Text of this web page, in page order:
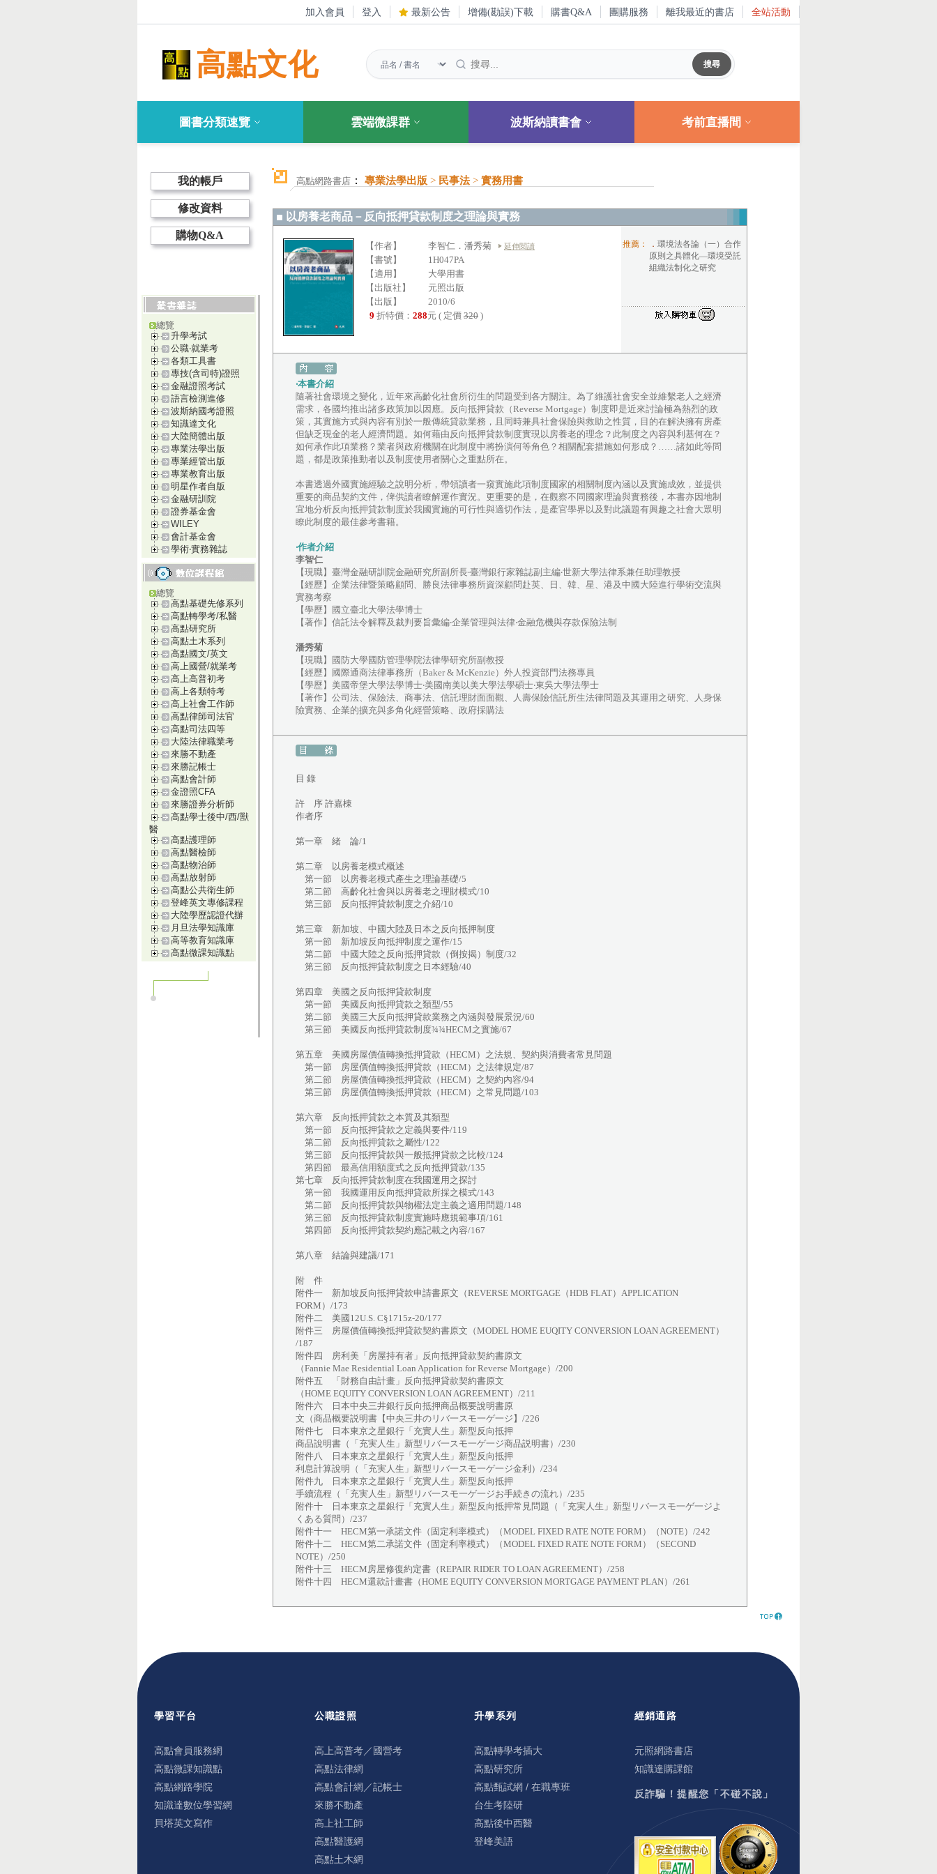
加入會員 登入 最新公告 增備(勘誤)下載 購書Q&A 團購服務 離我最近的書店 全站活動
高點文化
圖書分類速覽 雲端微課群 波斯納讀書會 考前直播間
我的帳戶
修改資料
購物Q&A
總覽
升學考試
公職‧就業考
各類工具書
專技(含司特)證照
金融證照考試
語言檢測進修
波斯納國考證照
知識達文化
大陸簡體出版
專業法學出版
專業經管出版
專業教育出版
明星作者自版
金融研訓院
證券基金會
WILEY
會計基金會
學術‧實務雜誌
總覽
高點基礎先修系列
高點轉學考/私醫
高點研究所
高點土木系列
高點國文/英文
高上國營/就業考
高上高普初考
高上各類特考
高上社會工作師
高點律師司法官
高點司法四等
大陸法律職業考
來勝不動產
來勝記帳士
高點會計師
金證照CFA
來勝證券分析師
高點學士後中/西/獸
醫
高點護理師
高點醫檢師
高點物治師
高點放射師
高點公共衛生師
登峰英文專修課程
大陸學歷認證代辦
月旦法學知識庫
高等教育知識庫
高點微課知識點
高點網路書店 ： 專業法學出版 > 民事法 > 實務用書
以房養老商品－反向抵押貸款制度之理論與實務
【作者】 李智仁．潘秀菊 延伸閱讀
【書號】
1H047PA
【適用】
大學用書
【出版社】
元照出版
【出版】
2010/6
9 折特價： 288元 ( 定價 320 )
推薦： ． 環境法各論（一）合作
原則之具體化—環境受託
組織法制化之研究
‧本書介紹
隨著社會環境之變化，近年來高齡化社會所衍生的問題受到各方關注。為了維護社會安全並維繫老人之經濟
需求，各國均推出諸多政策加以因應。反向抵押貸款（Reverse Mortgage）制度即是近來討論極為熱烈的政
策，其實施方式與內容有別於一般傳統貸款業務，且同時兼具社會保險與救助之性質，目的在解決擁有房產
但缺乏現金的老人經濟問題。如何藉由反向抵押貸款制度實現以房養老的理念？此制度之內容與利基何在？
如何承作此項業務？業者與政府機關在此制度中將扮演何等角色？相關配套措施如何形成？……諸如此等問
題，都是政策推動者以及制度使用者關心之重點所在。
本書透過外國實施經驗之說明分析，帶領讀者一窺實施此項制度國家的相關制度內涵以及實施成效，並提供
重要的商品契約文件，俾供讀者瞭解運作實況。更重要的是，在觀察不同國家理論與實務後，本書亦因地制
宜地分析反向抵押貸款制度於我國實施的可行性與適切作法，是產官學界以及對此議題有興趣之社會大眾明
瞭此制度的最佳參考書籍。
‧作者介紹
李智仁
【現職】臺灣金融研訓院金融研究所副所長‧臺灣銀行家雜誌副主編‧世新大學法律系兼任助理教授
【經歷】企業法律暨策略顧問、勝良法律事務所資深顧問赴英、日、韓、星、港及中國大陸進行學術交流與
實務考察
【學歷】國立臺北大學法學博士
【著作】信託法令解釋及裁判要旨彙編‧企業管理與法律‧金融危機與存款保險法制
潘秀菊
【現職】國防大學國防管理學院法律學研究所副教授
【經歷】國際通商法律事務所（Baker & McKenzie）外人投資部門法務專員
【學歷】美國帝堡大學法學博士‧美國南美以美大學法學碩士‧東吳大學法學士
【著作】公司法、保險法、商事法、信託理財面面觀、人壽保險信託所生法律問題及其運用之研究、人身保
險實務、企業的擴充與多角化經營策略、政府採購法
目 錄
許 序 許嘉棟
作者序
第一章 緒 論/1
第二章 以房養老模式概述
第一節 以房養老模式產生之理論基礎/5
第二節 高齡化社會與以房養老之理財模式/10
第三節 反向抵押貸款制度之介紹/10
第三章 新加坡、中國大陸及日本之反向抵押制度
第一節 新加坡反向抵押制度之運作/15
第二節 中國大陸之反向抵押貸款（倒按揭）制度/32
第三節 反向抵押貸款制度之日本經驗/40
第四章 美國之反向抵押貸款制度
第一節 美國反向抵押貸款之類型/55
第二節 美國三大反向抵押貸款業務之內涵與發展景況/60
第三節 美國反向抵押貸款制度¾¾HECM之實施/67
第五章 美國房屋價值轉換抵押貸款（HECM）之法規、契約與消費者常見問題
第一節 房屋價值轉換抵押貸款（HECM）之法律規定/87
第二節 房屋價值轉換抵押貸款（HECM）之契約內容/94
第三節 房屋價值轉換抵押貸款（HECM）之常見問題/103
第六章 反向抵押貸款之本質及其類型
第一節 反向抵押貸款之定義與要件/119
第二節 反向抵押貸款之屬性/122
第三節 反向抵押貸款與一般抵押貸款之比較/124
第四節 最高信用額度式之反向抵押貸款/135
第七章 反向抵押貸款制度在我國運用之探討
第一節 我國運用反向抵押貸款所採之模式/143
第二節 反向抵押貸款與物權法定主義之適用問題/148
第三節 反向抵押貸款制度實施時應規範事項/161
第四節 反向抵押貸款契約應記載之內容/167
第八章 結論與建議/171
附 件
附件一 新加坡反向抵押貸款申請書原文（REVERSE MORTGAGE（HDB FLAT）APPLICATION
FORM）/173
附件二 美國12U.S. C§1715z-20/177
附件三 房屋價值轉換抵押貸款契約書原文（MODEL HOME EUQITY CONVERSION LOAN AGREEMENT）
/187
附件四 房利美「房屋持有者」反向抵押貸款契約書原文
（Fannie Mae Residential Loan Application for Reverse Mortgage）/200
附件五 「財務自由計畫」反向抵押貸款契約書原文
（HOME EQUITY CONVERSION LOAN AGREEMENT）/211
附件六 日本中央三井銀行反向抵押商品概要說明書原
文（商品概要説明書【中央三井のリバ一スモ一ゲ一ジ】/226
附件七 日本東京之星銀行「充實人生」新型反向抵押
商品說明書（「充実人生」新型リバ一スモ一ゲ一ジ商品説明書）/230
附件八 日本東京之星銀行「充實人生」新型反向抵押
利息計算說明（「充実人生」新型リバ一スモ一ゲ一ジ金利）/234
附件九 日本東京之星銀行「充實人生」新型反向抵押
手續流程（「充実人生」新型リバ一スモ一ゲ一ジお手続きの流れ）/235
附件十 日本東京之星銀行「充實人生」新型反向抵押常見問題（「充実人生」新型リバ一スモ一ゲ一ジよ
くある質問）/237
附件十一 HECM第一承諾文件（固定利率模式）（MODEL FIXED RATE NOTE FORM）（NOTE）/242
附件十二 HECM第二承諾文件（固定利率模式）（MODEL FIXED RATE NOTE FORM）（SECOND
NOTE）/250
附件十三 HECM房屋修復約定書（REPAIR RIDER TO LOAN AGREEMENT）/258
附件十四 HECM還款計畫書（HOME EQUITY CONVERSION MORTGAGE PAYMENT PLAN）/261
學習平台
高點會員服務網
高點微課知識點
高點網路學院
知識達數位學習網
貝塔英文寫作
公職證照
高上高普考／國營考
高點法律網
高點會計網／記帳士
來勝不動產
高上社工師
高點醫護網
高點土木網
升學系列
高點轉學考插大
高點研究所
高點甄試網 / 在職專班
台生考陸研
高點後中西醫
登峰美語
經銷通路
元照網路書店
知識達購課館
反詐騙！提醒您「不碰不說」